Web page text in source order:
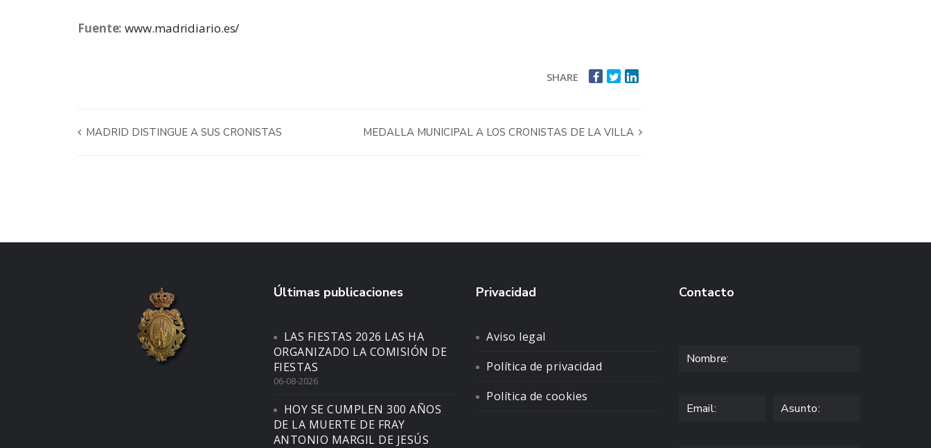
Fuente: www.madridiario.es/
SHARE
MADRID DISTINGUE A SUS CRONISTAS MEDALLA MUNICIPAL A LOS CRONISTAS DE LA VILLA
Últimas publicaciones
LAS FIESTAS 2026 LAS HA
ORGANIZADO LA COMISIÓN DE
FIESTAS
06-08-2026
HOY SE CUMPLEN 300 AÑOS
DE LA MUERTE DE FRAY
ANTONIO MARGIL DE JESÚS
Privacidad
Aviso legal
Política de privacidad
Política de cookies
Contacto